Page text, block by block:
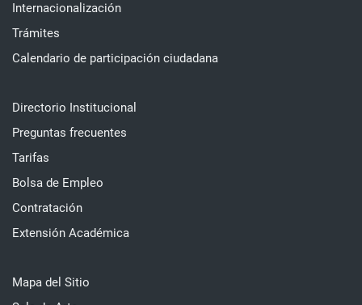
Internacionalización
Trámites
Calendario de participación ciudadana
Directorio Institucional
Preguntas frecuentes
Tarifas
Bolsa de Empleo
Contratación
Extensión Académica
Mapa del Sitio